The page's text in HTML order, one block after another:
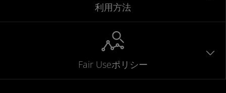
利用方法
Fair Useポリシー